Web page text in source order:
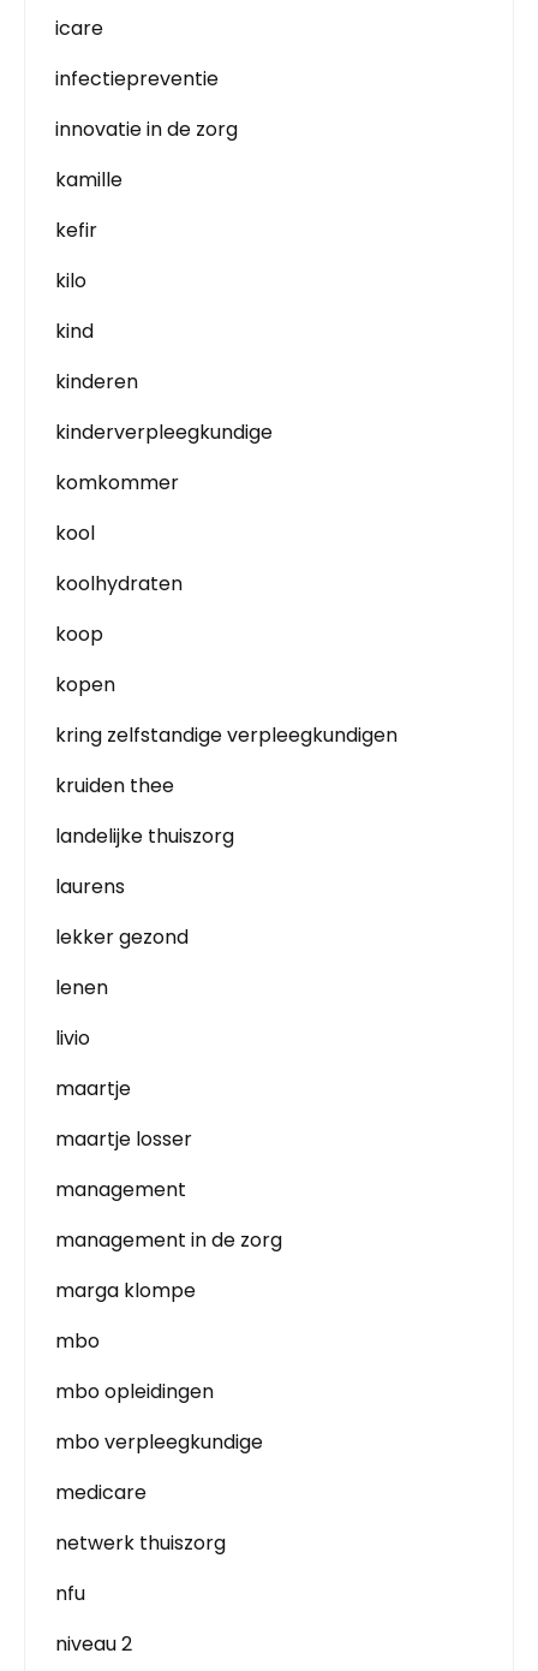
icare
infectiepreventie
innovatie in de zorg
kamille
kefir
kilo
kind
kinderen
kinderverpleegkundige
komkommer
kool
koolhydraten
koop
kopen
kring zelfstandige verpleegkundigen
kruiden thee
landelijke thuiszorg
laurens
lekker gezond
lenen
livio
maartje
maartje losser
management
management in de zorg
marga klompe
mbo
mbo opleidingen
mbo verpleegkundige
medicare
netwerk thuiszorg
nfu
niveau 2